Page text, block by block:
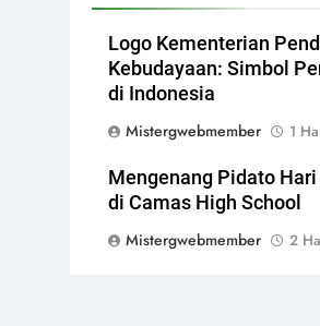
Logo Kementerian
Kebudayaan: Simbol
di Indonesia
Mistergwebmember
1
Mengenang Pidato
di Camas High School
Mistergwebmember
2